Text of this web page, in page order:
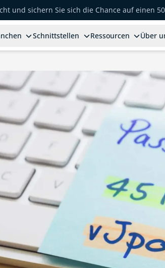
und sichern Sie sich die Chance auf einen
Schnittstellen Ressourcen Über